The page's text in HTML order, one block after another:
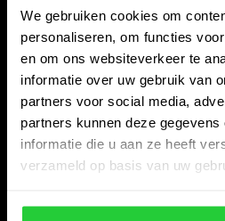
We gebruiken cookies om
personaliseren, om functies
en om ons websiteverkeer te
informatie over uw gebruik van
partners voor social media,
partners kunnen deze
informatie die u aan ze heeft
verzameld op basis van uw
Bespanracket.nl is dé
8224 AA
06-